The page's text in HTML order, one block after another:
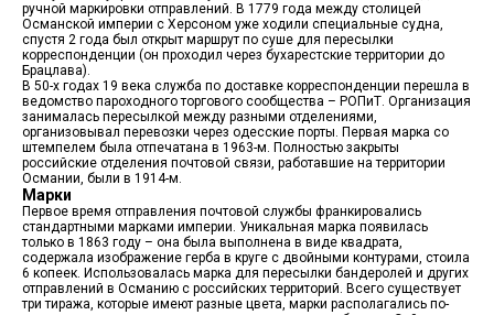
ручной маркировки отправлений. В 1779 года между столицей
Османской империи с Херсоном уже ходили специальные судна,
спустя 2 года был открыт маршрут по суше для пересылки
корреспонденции (он проходил через бухарестские территории до
Брацлава).
В 50-х годах 19 века служба по доставке корреспонденции перешла в
ведомство пароходного торгового сообщества – РОПиТ. Организация
занималась пересылкой между разными отделениями,
организовывал перевозки через одесские порты. Первая марка со
штемпелем была отпечатана в 1963-м. Полностью закрыты
российские отделения почтовой связи, работавшие на территории
Османии, были в 1914-м.
Марки
Первое время отправления почтовой службы франкировались
стандартными марками империи. Уникальная марка появилась
только в 1863 году – она была выполнена в виде квадрата,
содержала изображение герба в круге с двойными контурами, стоила
6 копеек. Использовалась марка для пересылки бандеролей и других
отправлений в Османию с российских территорий. Всего существует
три тиража, которые имеют разные цвета, марки располагались по-